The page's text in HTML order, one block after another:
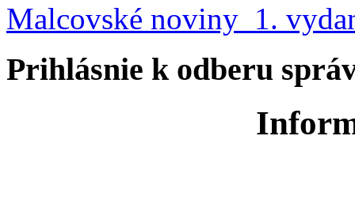
Malcovské noviny 1.
Prihlásnie k odberu